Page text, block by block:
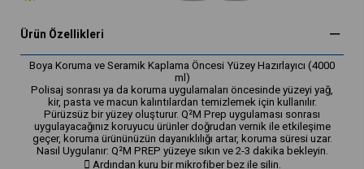
Ürün Özellikleri
Boya Koruma ve Seramik Kaplama Öncesi Yüzey Hazırlayıcı (4000
ml)
Polisaj sonrası ya da koruma uygulamaları öncesinde yüzeyi yağ,
kir, pasta ve macun kalıntılardan temizlemek için kullanılır.
Pürüzsüz bir yüzey oluşturur. Q²M Prep uygulaması sonrası
uygulayacağınız koruyucu ürünler doğrudan vernik ile etkileşime
geçer, koruma ürününüzün dayanıklılığı artar, koruma süresi uzar.
Nasıl Uygulanır: Q²M PREP yüzeye sıkın ve 2-3 dakika bekleyin.
 Ardından kuru bir mikrofiber bez ile silin.